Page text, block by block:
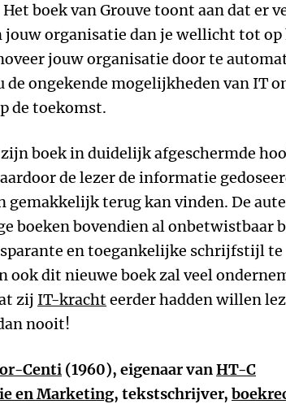
boek van Grouve toont aan dat er
organisatie dan je wellicht tot op
jouw organisatie door te
de ongekende mogelijkheden van IT
de toekomst.
boek in duidelijk afgeschermde
de lezer de informatie
gemakkelijk terug kan vinden. De
boeken bovendien al onbetwistbaar
en toegankelijke schrijfstijl te
ook dit nieuwe boek zal veel
zij IT-kracht eerder hadden willen
nooit!
Centi (1960), eigenaar vanHT-C
en Marketing, tekstschrijver,